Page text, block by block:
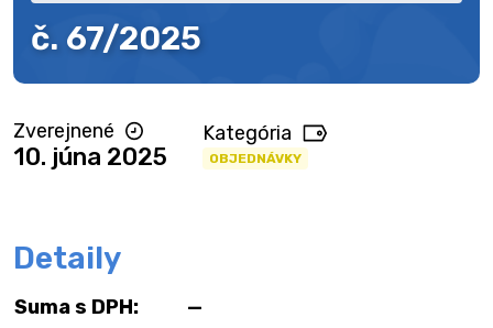
č. 67/2025
Zverejnené
10. júna 2025
Kategória
OBJEDNÁVKY
Detaily
Suma s DPH:
—